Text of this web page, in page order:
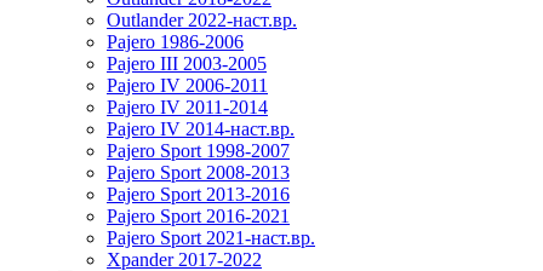
Outlander 2022-наст.вр.
Pajero 1986-2006
Pajero III 2003-2005
Pajero IV 2006-2011
Pajero IV 2011-2014
Pajero IV 2014-наст.вр.
Pajero Sport 1998-2007
Pajero Sport 2008-2013
Pajero Sport 2013-2016
Pajero Sport 2016-2021
Pajero Sport 2021-наст.вр.
Xpander 2017-2022